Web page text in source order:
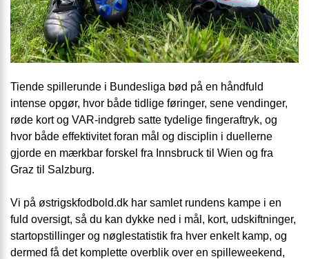
Tiende spillerunde i Bundesliga bød på en håndfuld
intense opgør, hvor både tidlige føringer, sene vendinger,
røde kort og VAR-indgreb satte tydelige fingeraftryk, og
hvor både effektivitet foran mål og disciplin i duellerne
gjorde en mærkbar forskel fra Innsbruck til Wien og fra
Graz til Salzburg.
Vi på østrigskfodbold.dk har samlet rundens kampe i en
fuld oversigt, så du kan dykke ned i mål, kort, udskiftninger,
startopstillinger og nøglestatistik fra hver enkelt kamp, og
dermed få det komplette overblik over en spilleweekend,